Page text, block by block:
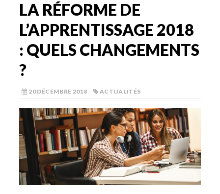
LA RÉFORME DE
L’APPRENTISSAGE 2018
: QUELS CHANGEMENTS
?
20 DÉCEMBRE 2018 ACTUALITÉS